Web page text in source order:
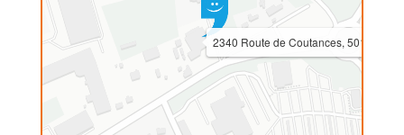
2340 Route de Coutances, 50180